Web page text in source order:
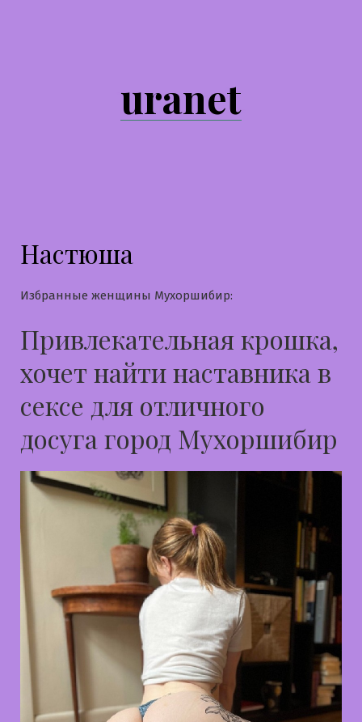
uranet
Настюша
Избранные женщины Мухоршибир:
Привлекательная крошка,
хочет найти наставника в
сексе для отличного
досуга город Мухоршибир